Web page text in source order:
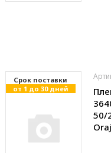
Cрок поставки
от 1 до 30 дней
50/